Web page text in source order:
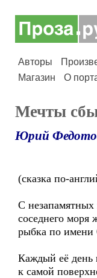
Авторы
Магазин
О
Мечты
Юрий
(сказка по-
С
соседнего моря
рыбка по имени
Каждый её день
к самой